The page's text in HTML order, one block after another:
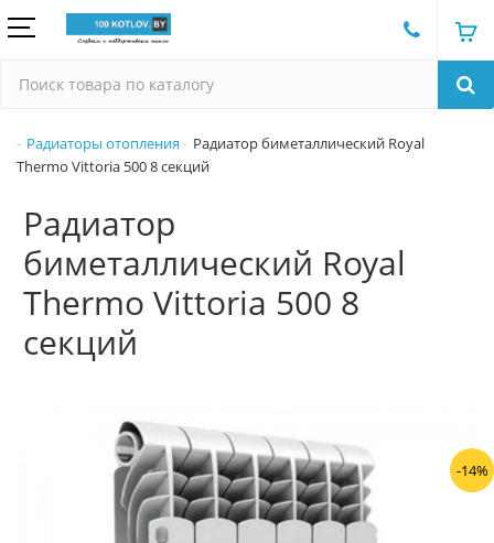
Радиаторы отопления
Радиатор биметаллический Royal
Thermo Vittoria 500 8 секций
Радиатор
биметаллический Royal
Thermo Vittoria 500 8
секций
-14%